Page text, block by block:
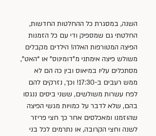
השנה, במסגרת כל ההחלטות החדשות,
החלטתי גם שמספיק ודי עם כל הזמנות
הפיצה המטורפות האלה! הילדים מקבלים
משולש פיצה אימתני מ”דומינוס” או “האט”,
מסתכלים עליו במיאוס ובין כה הם לא
ממש רעבים ב-17:30! וכך, נזרקים להם
לפח עשרות משולשים, ששני ביסים ננגסו
בהם, שלא לדבר על כמויות מגשי הפיצה
שהוזמנו ומאכלסים אחר כך חצי פריזר
לשנה וחצי הקרובה, או נתרמים לכל בני